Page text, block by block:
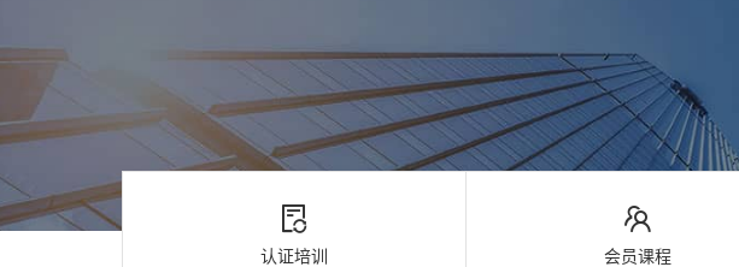
培
咨
源
旭
认证培训 会员课程